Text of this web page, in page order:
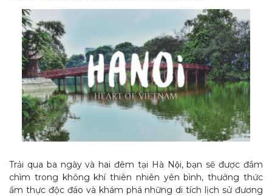
Trải qua ba ngày và hai đêm tại Hà Nội, bạn sẽ được đắm
chìm trong không khí thiên nhiên yên bình, thưởng thức
ẩm thực độc đáo và khám phá những di tích lịch sử đương